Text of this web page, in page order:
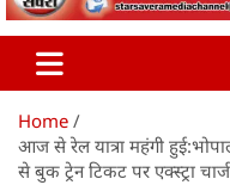
Home
आज से रेल यात्रा महंगी
से बुक ट्रेन टिकट पर एक्स्ट्रा